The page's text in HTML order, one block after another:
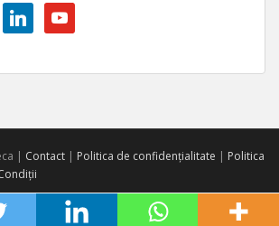
linkedinyoutube
| Contact | Politica de confidențialitate | Politica